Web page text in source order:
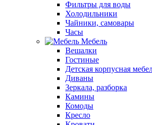
Фильтры для воды
Холодильники
Чайники, самовары
Часы
Мебель
Вешалки
Гостиные
Детская корпусная
Диваны
Зеркала, разборка
Камины
Комоды
Кресло